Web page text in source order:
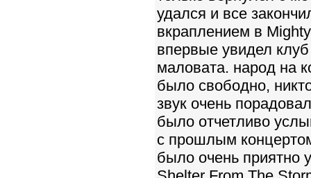
удался и все
вкраплением в
впервые увидел
маловата. народ на
было свободно,
звук очень
было отчетливо
с прошлым
было очень приятно